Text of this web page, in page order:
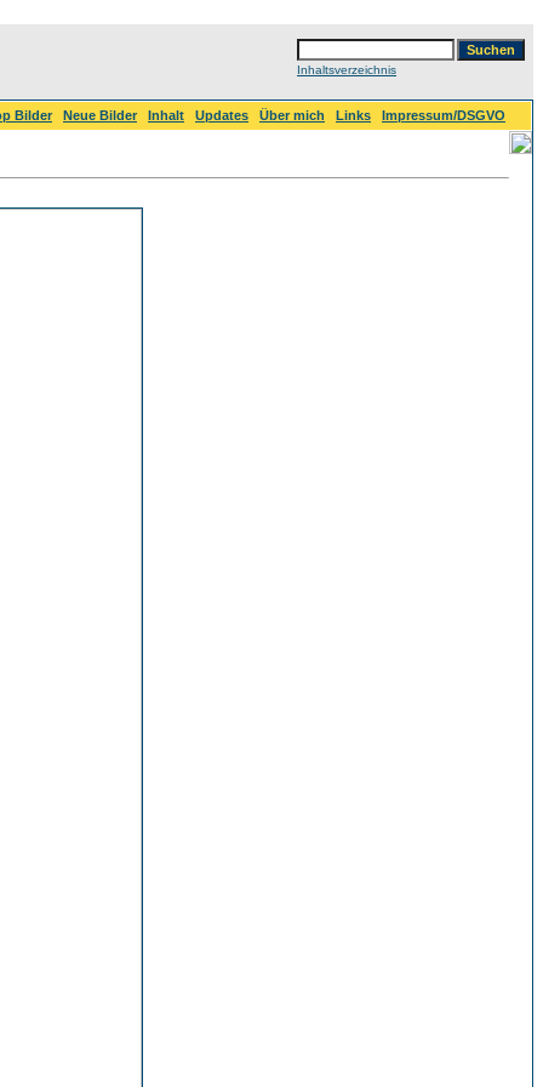
Inhaltsverzeichnis
Bilder Neue Bilder Inhalt Updates Über mich Links
Impressum/DSGVO